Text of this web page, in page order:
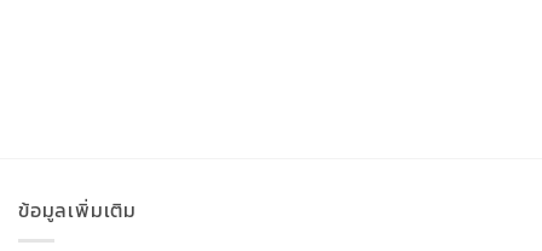
ข้อมูลเพิ่มเติม